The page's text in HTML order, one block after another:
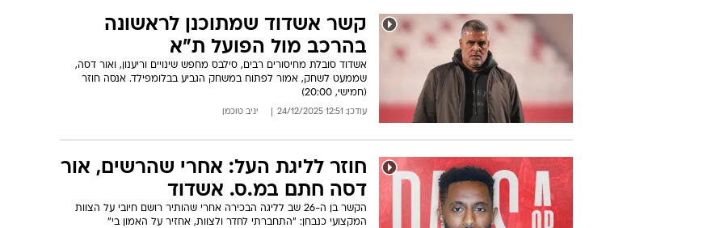
קשר אשדוד שמתוכנן לראשונה
בהרכב מול הפועל ת"א
אשדוד סובלת מחיסורים רבים, סילבס מחפש שינויים וריענון, ואור דסה,
שממעט לשחק, אמור לפתוח במשחק הגביע בבלומפילד. אנסה חוזר
(חמישי, 20:00)
עודכן: 12:51 24/12/2025 יניב טוכמן
חוזר לליגת העל: אחרי שהרשים, אור
דסה חתם במ.ס. אשדוד
הקשר בן ה-26 שב לליגה הבכירה אחרי שהותיר רושם חיובי על הצוות
המקצועי כנבחן: "התחברתי לחדר ולצוות, אחזיר על האמון בי"